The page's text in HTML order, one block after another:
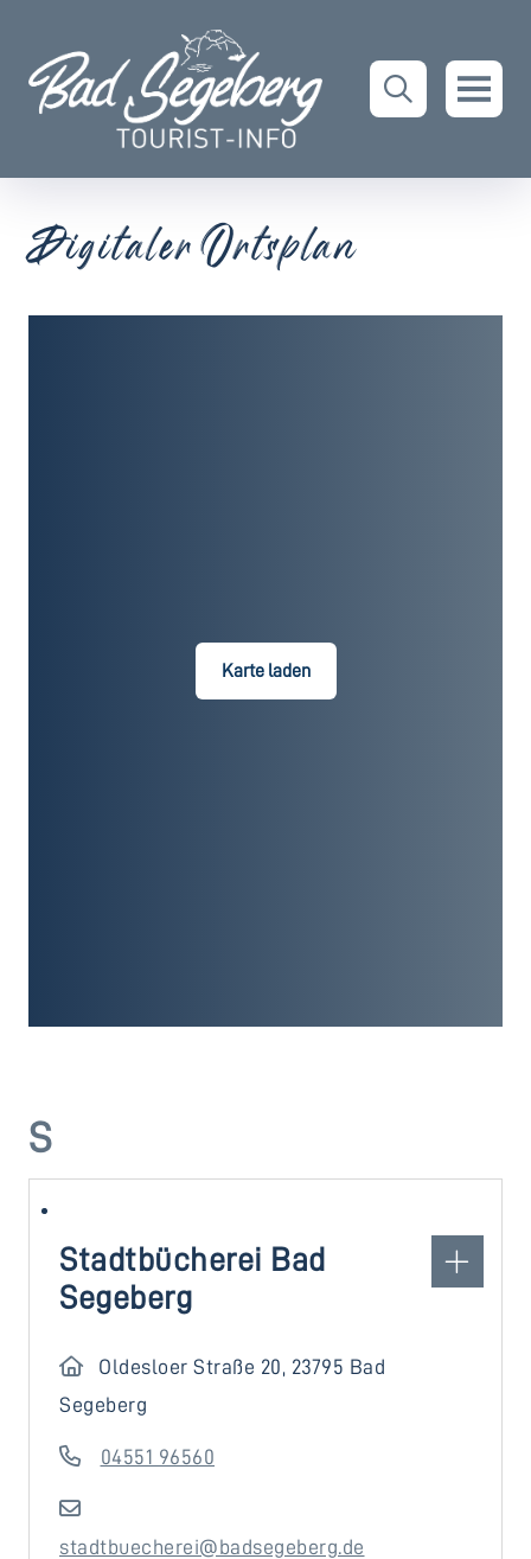
Digitaler Ortsplan
Karte laden
S
Stadtbücherei Bad
Segeberg
Oldesloer Straße 20, 23795 Bad
Segeberg
04551 96560
stadtbuecherei@badsegeberg.de